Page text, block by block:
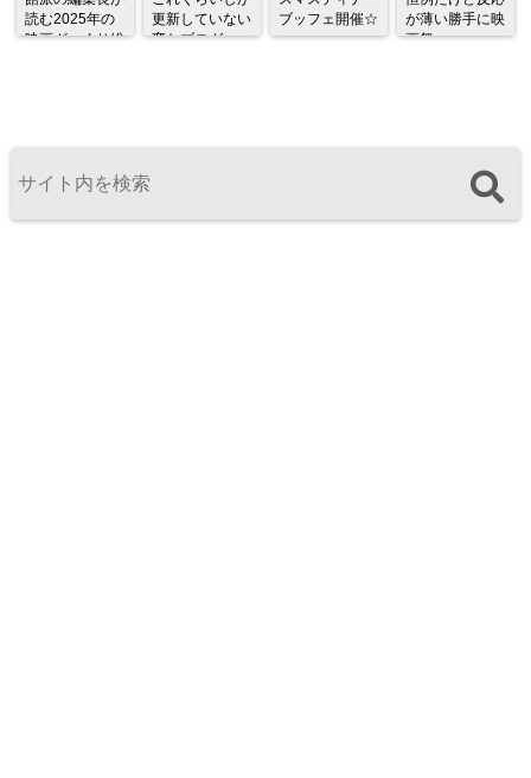
読む2025年の
映画ざっくり総
更新していない
変なブログ
ブッフェ開催☆
が薄い勝手に映
画祭